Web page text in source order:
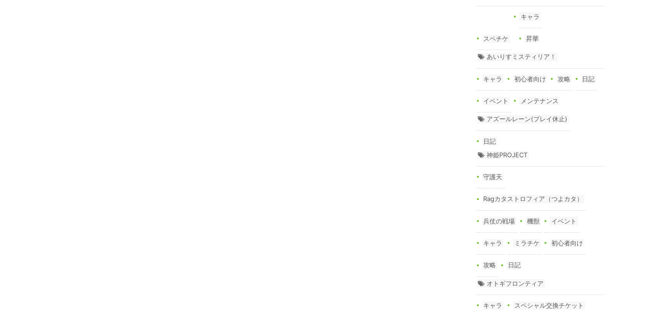
スペチケ
キャラ
昇華
あいりすミスティリア！
キャラ 初心者向け 攻略 日記
イベント メンテナンス
アズールレーン(プレイ休止)
日記
神姫PROJECT
守護天
Ragカタストロフィア（つよカタ）
兵仗の戦場 機獣 イベント
キャラ ミラチケ 初心者向け
攻略 日記
オトギフロンティア
キャラ スペシャル交換チケット